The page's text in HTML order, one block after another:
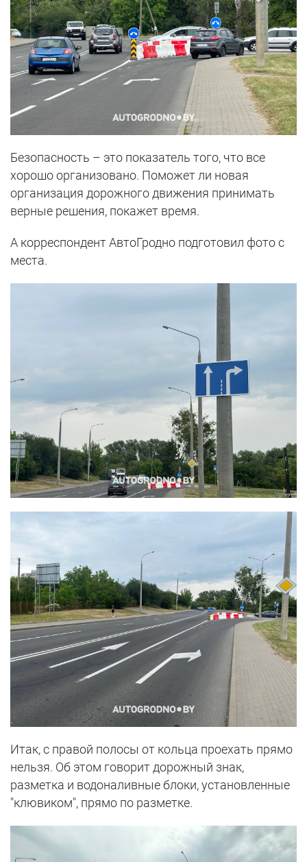
Безопасность – это показатель того, что все
хорошо организовано. Поможет ли новая
организация дорожного движения принимать
верные решения, покажет время.
А корреспондент АвтоГродно подготовил фото с
места.
Итак, с правой полосы от кольца проехать прямо
нельзя. Об этом говорит дорожный знак,
разметка и водоналивные блоки, установленные
"клювиком", прямо по разметке.